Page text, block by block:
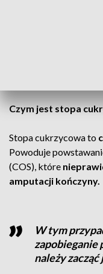
Czym jest stopa
Stopa cukrzycowa to
Powoduje
(COS), które
amputacji kończyny.
W tym
zapobieganie
należy